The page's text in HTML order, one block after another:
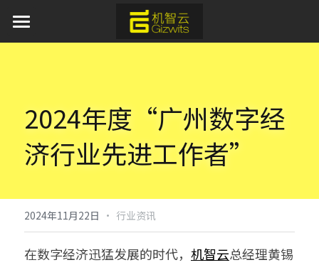
首页
产品服务
平台软件
模组硬件
方案中心
AI离线语音识别解决方案
取暖器智能化解决方案
工业物联网
IoT新能源
新闻资讯
关于我们
2024年度“广州数字经
济行业先进工作者”
2024年11月22日 · 行业资讯
在数字经济迅猛发展的时代， 机智云总经理黄锡